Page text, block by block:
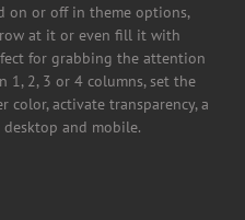
on or off in theme options,
at it or even fill it with
for grabbing the attention
1, 2, 3 or 4 columns, set the
color, activate transparency, a
and mobile.